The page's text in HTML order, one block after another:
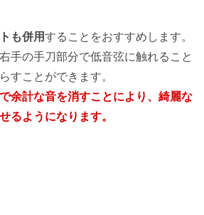
も併用することをおすすめします。
手の手刀部分で低音弦に触れること
すことができます。
余計な音を消すことにより、綺麗な
るようになります。